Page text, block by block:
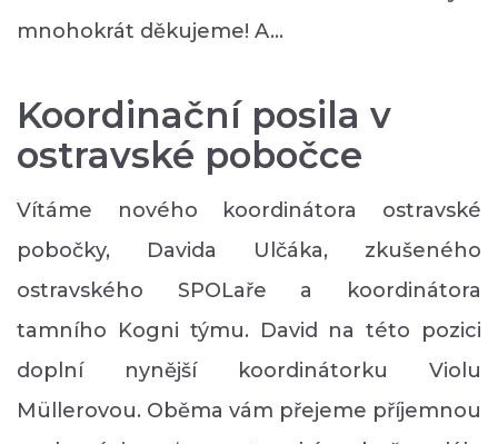
mnohokrát děkujeme! A…
Koordinační posila v
ostravské pobočce
Vítáme nového koordinátora ostravské
pobočky, Davida Ulčáka, zkušeného
ostravského SPOLaře a koordinátora
tamního Kogni týmu. David na této pozici
doplní nynější koordinátorku Violu
Müllerovou. Oběma vám přejeme příjemnou